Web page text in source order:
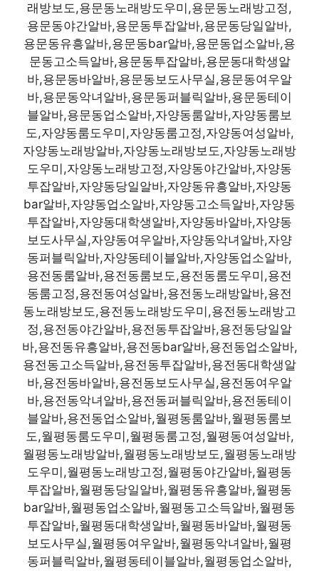
래방보도,용문동노래방도우미,용문동노래방고정,
용문동야간알바,용문동투잡알바,용문동당일알바,
용문동유흥알바,용문동bar알바,용문동업소알바,용
문동고소득알바,용문동투잡알바,용문동대학생알
바,용문동바알바,용문동보도사무실,용문동여우알
바,용문동악녀알바,용문동퍼블릭알바,용문동테이
블알바,용문동업소알바,자양동룸알바,자양동룸보
도,자양동룸도우미,자양동룸고정,자양동여성알바,
자양동노래방알바,자양동노래방보도,자양동노래방
도우미,자양동노래방고정,자양동야간알바,자양동
투잡알바,자양동당일알바,자양동유흥알바,자양동
bar알바,자양동업소알바,자양동고소득알바,자양동
투잡알바,자양동대학생알바,자양동바알바,자양동
보도사무실,자양동여우알바,자양동악녀알바,자양
동퍼블릭알바,자양동테이블알바,자양동업소알바,
용전동룸알바,용전동룸보도,용전동룸도우미,용전
동룸고정,용전동여성알바,용전동노래방알바,용전
동노래방보도,용전동노래방도우미,용전동노래방고
정,용전동야간알바,용전동투잡알바,용전동당일알
바,용전동유흥알바,용전동bar알바,용전동업소알바,
용전동고소득알바,용전동투잡알바,용전동대학생알
바,용전동바알바,용전동보도사무실,용전동여우알
바,용전동악녀알바,용전동퍼블릭알바,용전동테이
블알바,용전동업소알바,월평동룸알바,월평동룸보
도,월평동룸도우미,월평동룸고정,월평동여성알바,
월평동노래방알바,월평동노래방보도,월평동노래방
도우미,월평동노래방고정,월평동야간알바,월평동
투잡알바,월평동당일알바,월평동유흥알바,월평동
bar알바,월평동업소알바,월평동고소득알바,월평동
투잡알바,월평동대학생알바,월평동바알바,월평동
보도사무실,월평동여우알바,월평동악녀알바,월평
동퍼블릭알바,월평동테이블알바,월평동업소알바,